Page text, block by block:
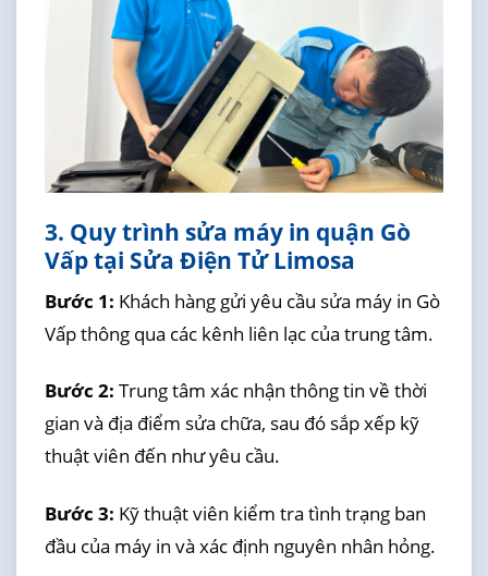
3. Quy trình sửa máy in quận Gò
Vấp tại Sửa Điện Tử Limosa
Bước 1: Khách hàng gửi yêu cầu sửa máy in Gò
Vấp thông qua các kênh liên lạc của trung tâm.
Bước 2: Trung tâm xác nhận thông tin về thời
gian và địa điểm sửa chữa, sau đó sắp xếp kỹ
thuật viên đến như yêu cầu.
Bước 3: Kỹ thuật viên kiểm tra tình trạng ban
đầu của máy in và xác định nguyên nhân hỏng.